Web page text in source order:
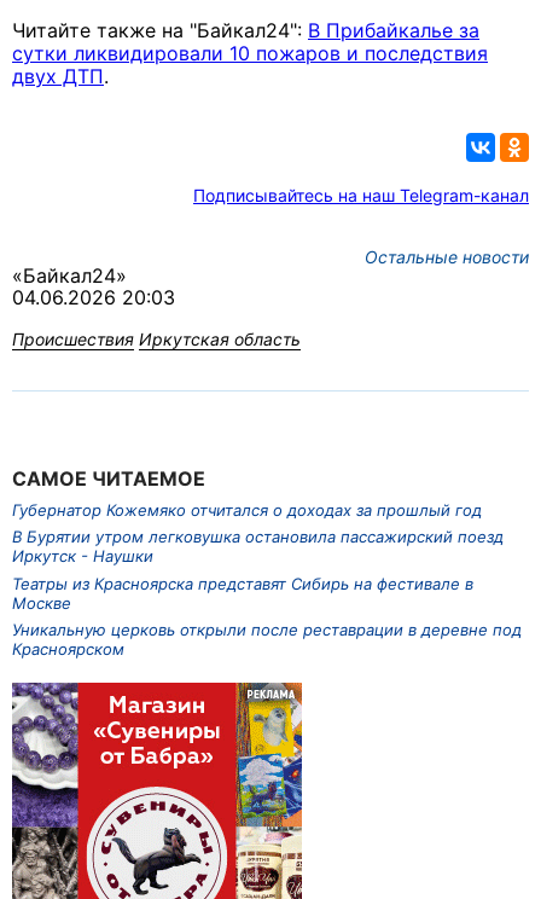
Читайте также на "Байкал24": В Прибайкалье за
сутки ликвидировали 10 пожаров и последствия
двух ДТП.
Подписывайтесь на наш Telegram-канал
Остальные новости
«Байкал24»
04.06.2026 20:03
Происшествия Иркутская область
САМОЕ ЧИТАЕМОЕ
Губернатор Кожемяко отчитался о доходах за прошлый год
В Бурятии утром легковушка остановила пассажирский поезд
Иркутск - Наушки
Театры из Красноярска представят Сибирь на фестивале в
Москве
Уникальную церковь открыли после реставрации в деревне под
Красноярском